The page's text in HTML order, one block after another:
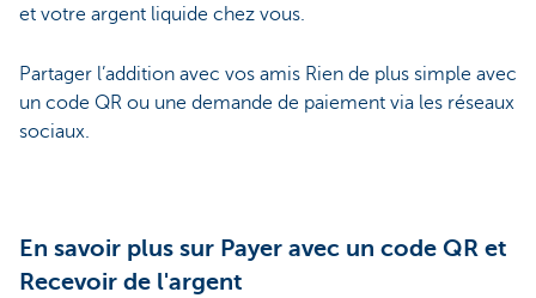
et votre argent liquide chez vous.
Partager l’addition avec vos amis Rien de plus simple avec
un code QR ou une demande de paiement via les réseaux
sociaux.
En savoir plus sur Payer avec un code QR et
Recevoir de l'argent